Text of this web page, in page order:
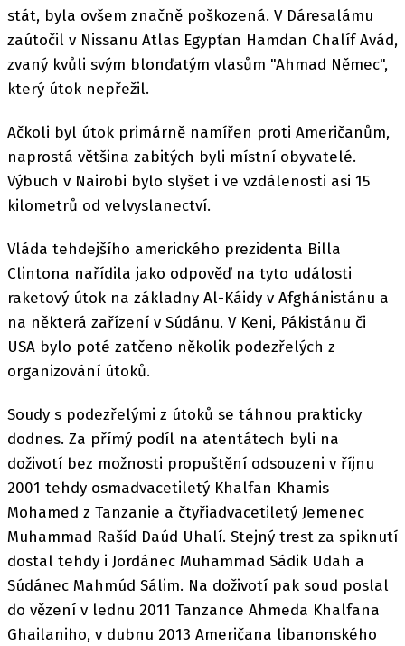
stát, byla ovšem značně poškozená. V Dáresalámu
zaútočil v Nissanu Atlas Egypťan Hamdan Chalíf Avád,
zvaný kvůli svým blonďatým vlasům "Ahmad Němec",
který útok nepřežil.
Ačkoli byl útok primárně namířen proti Američanům,
naprostá většina zabitých byli místní obyvatelé.
Výbuch v Nairobi bylo slyšet i ve vzdálenosti asi 15
kilometrů od velvyslanectví.
Vláda tehdejšího amerického prezidenta Billa
Clintona nařídila jako odpověď na tyto události
raketový útok na základny Al-Káidy v Afghánistánu a
na některá zařízení v Súdánu. V Keni, Pákistánu či
USA bylo poté zatčeno několik podezřelých z
organizování útoků.
Soudy s podezřelými z útoků se táhnou prakticky
dodnes. Za přímý podíl na atentátech byli na
doživotí bez možnosti propuštění odsouzeni v říjnu
2001 tehdy osmadvacetiletý Khalfan Khamis
Mohamed z Tanzanie a čtyřiadvacetiletý Jemenec
Muhammad Rašíd Daúd Uhalí. Stejný trest za spiknutí
dostal tehdy i Jordánec Muhammad Sádik Udah a
Súdánec Mahmúd Sálim. Na doživotí pak soud poslal
do vězení v lednu 2011 Tanzance Ahmeda Khalfana
Ghailaniho, v dubnu 2013 Američana libanonského